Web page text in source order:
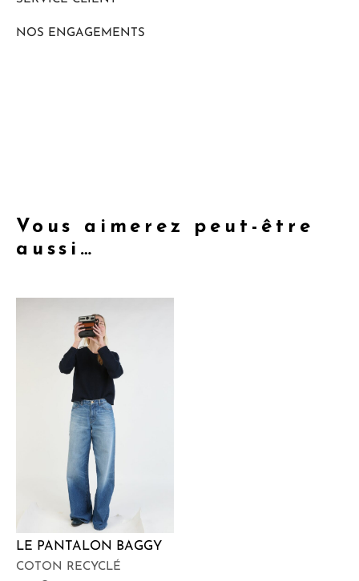
NOS ENGAGEMENTS
Vous aimerez peut-être
aussi…
LE PANTALON BAGGY
COTON RECYCLÉ